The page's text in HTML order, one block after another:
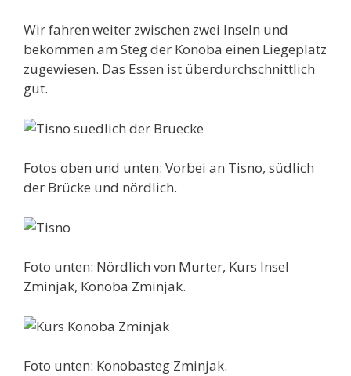
Wir fahren weiter zwischen zwei Inseln und
bekommen am Steg der Konoba einen Liegeplatz
zugewiesen. Das Essen ist überdurchschnittlich
gut.
Fotos oben und unten: Vorbei an Tisno, südlich
der Brücke und nördlich.
Foto unten: Nördlich von Murter, Kurs Insel
Zminjak, Konoba Zminjak.
Foto unten: Konobasteg Zminjak.